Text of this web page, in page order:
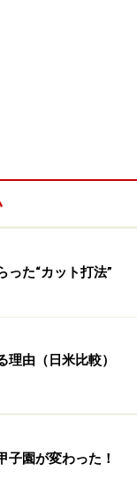
でもガラガラだ
てしまうのだか
するかはわから
送ることができ
を経験した選手
ろう。大学やプ
運も大きく左右
たぶん、初めて
、「自分はやれ
った“カット打法”
由（日米比較）
子園が変わった！